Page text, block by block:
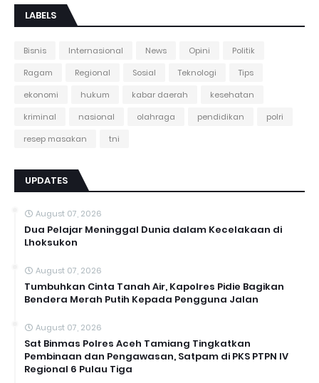
LABELS
Bisnis Internasional News Opini
Politik
Ragam
Regional Sosial Teknologi
Tips
ekonomi
hukum kabar daerah
kesehatan
kriminal
nasional olahraga pendidikan
polri
resep masakan
tni
UPDATES
August 07, 2026
Dua Pelajar Meninggal Dunia dalam Kecelakaan di
Lhoksukon
August 07, 2026
Tumbuhkan Cinta Tanah Air, Kapolres Pidie Bagikan
Bendera Merah Putih Kepada Pengguna Jalan ‎
August 07, 2026
Sat Binmas Polres Aceh Tamiang Tingkatkan
Pembinaan dan Pengawasan, Satpam di PKS PTPN IV
Regional 6 Pulau Tiga